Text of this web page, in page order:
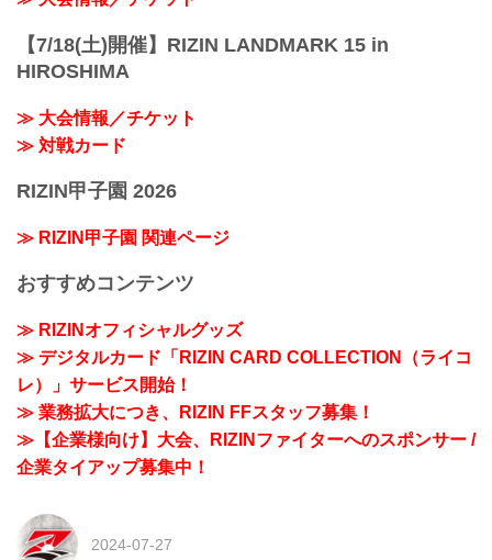
【7/18(土)開催】RIZIN LANDMARK 15 in
HIROSHIMA
≫ 大会情報／チケット
≫ 対戦カード
RIZIN甲子園 2026
≫ RIZIN甲子園 関連ページ
おすすめコンテンツ
≫ RIZINオフィシャルグッズ
≫ デジタルカード「RIZIN CARD COLLECTION（ライコ
レ）」サービス開始！
≫ 業務拡大につき、RIZIN FFスタッフ募集！
≫【企業様向け】大会、RIZINファイターへのスポンサー /
企業タイアップ募集中！
2024-07-27